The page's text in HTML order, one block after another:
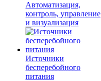
Автоматизация,
контроль, управление
и визуализация
Источники
бесперебойного
питания